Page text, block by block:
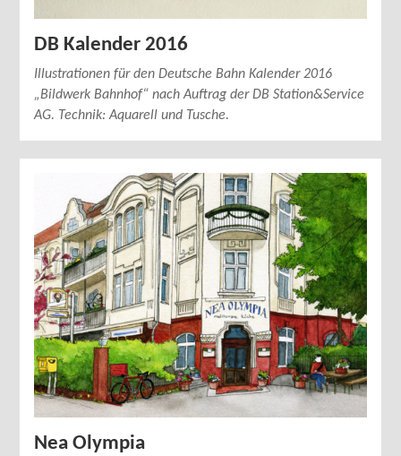
DB Kalender 2016
Illustrationen für den Deutsche Bahn Kalender 2016
„Bildwerk Bahnhof“ nach Auftrag der DB Station&Service
AG. Technik: Aquarell und Tusche.
Nea Olympia